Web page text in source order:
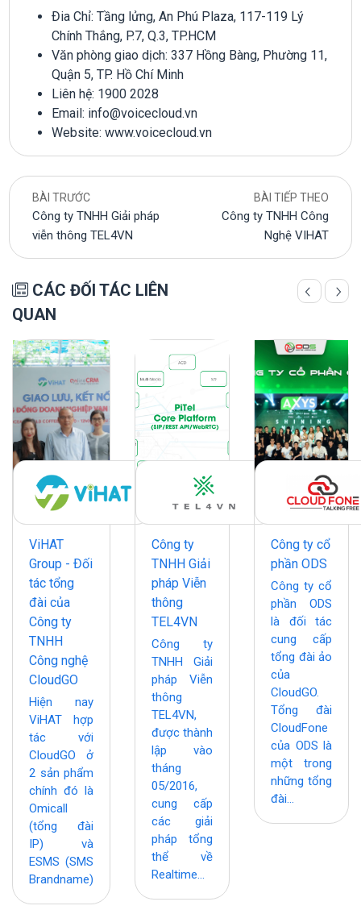
Đia Chỉ: Tầng lửng, An Phú Plaza, 117-119 Lý
Chính Thắng, P.7, Q.3, TP.HCM
Văn phòng giao dịch: 337 Hồng Bàng, Phường 11,
Quận 5, TP. Hồ Chí Minh
Liên hệ: 1900 2028
Email: info@voicecloud.vn
Website: www.voicecloud.vn
BÀI TRƯỚC
Công ty TNHH Giải pháp
viễn thông TEL4VN
BÀI TIẾP THEO
Công ty TNHH Công
Nghệ VIHAT
CÁC ĐỐI TÁC LIÊN
QUAN
ViHAT
Group - Đối
tác tổng
đài của
Công ty
TNHH
Công nghệ
CloudGO
Hiện nay
ViHAT hợp
tác với
CloudGO ở
2 sản phẩm
chính đó là
Omicall
(tổng đài
IP) và
ESMS (SMS
Brandname)
Công ty
TNHH Giải
pháp Viễn
thông
TEL4VN
Công ty
TNHH Giải
pháp Viễn
thông
TEL4VN,
được thành
lập vào
tháng
05/2016,
cung cấp
các giải
pháp tổng
thể về
Realtime...
Công ty cổ
phần ODS
Công ty cổ
phần ODS
là đối tác
cung cấp
tổng đài ảo
của
CloudGO.
Tổng đài
CloudFone
của ODS là
một trong
những tổng
đài...